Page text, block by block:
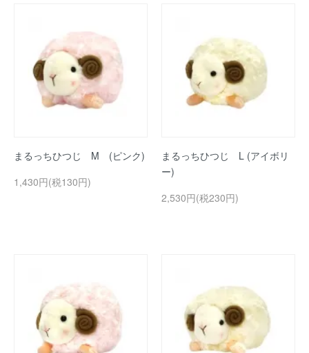
まるっちひつじ M (ピンク)
1,430円(税130円)
まるっちひつじ L (アイボリ
ー)
2,530円(税230円)